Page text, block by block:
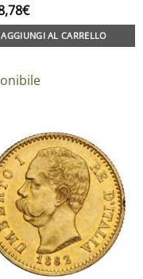
€
AGGIUNGI AL CARRELLO